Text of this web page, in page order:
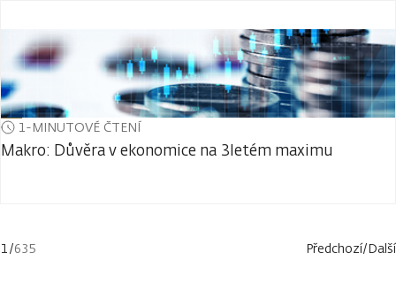
1-MINUTOVÉ ČTENÍ
Makro: Důvěra v ekonomice na 3letém maximu
1/635 Předchozí/Další